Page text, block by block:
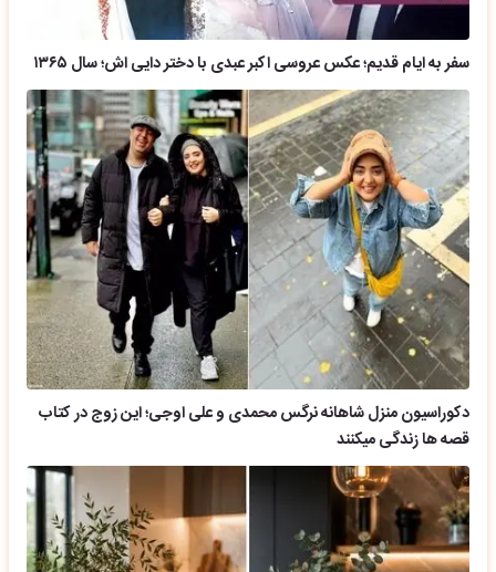
سفر به ایام قدیم؛ عکس عروسی اکبر عبدی با دختر دایی اش؛ سال ۱۳۶۵
دکوراسیون منزل شاهانه نرگس محمدی و علی اوجی؛ این زوج در کتاب
قصه ها زندگی میکنند